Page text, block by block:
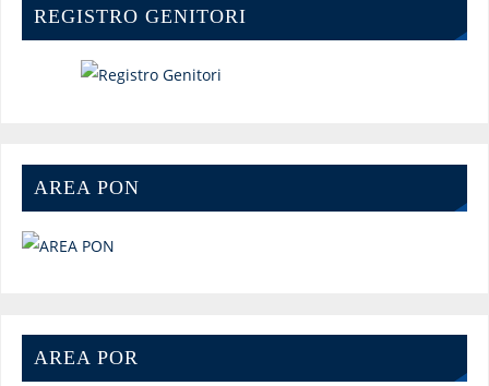
REGISTRO GENITORI
AREA PON
AREA POR